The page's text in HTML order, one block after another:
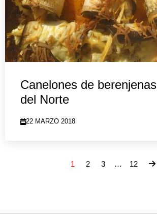
Canelones de
del Norte
22 MARZO 2018
1 2 3 … 12